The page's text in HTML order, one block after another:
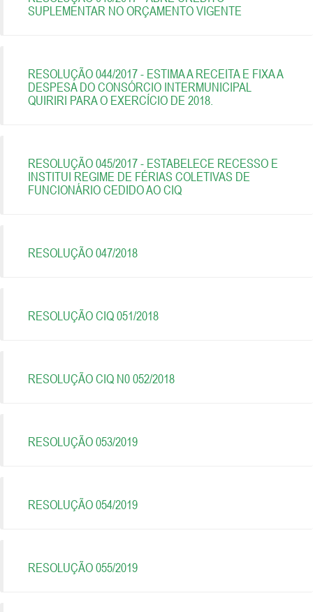
SUPLEMENTAR NO ORÇAMENTO VIGENTE
RESOLUÇÃO 044/2017 - ESTIMA A RECEITA E FIXA A
DESPESA DO CONSÓRCIO INTERMUNICIPAL
QUIRIRI PARA O EXERCÍCIO DE 2018.
RESOLUÇÃO 045/2017 - ESTABELECE RECESSO E
INSTITUI REGIME DE FÉRIAS COLETIVAS DE
FUNCIONÁRIO CEDIDO AO CIQ
RESOLUÇÃO 047/2018
RESOLUÇÃO CIQ 051/2018
RESOLUÇÃO CIQ N0 052/2018
RESOLUÇÃO 053/2019
RESOLUÇÃO 054/2019
RESOLUÇÃO 055/2019